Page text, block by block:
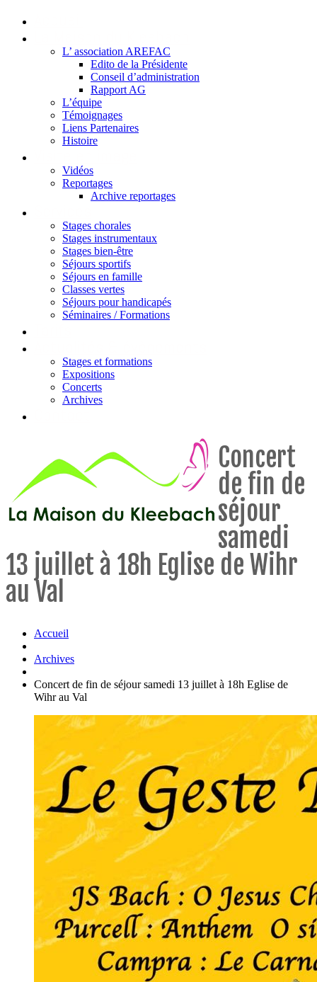
L’ association AREFAC
Edito de la Présidente
Conseil d’administration
Rapport AG
L’équipe
Témoignages
Liens Partenaires
Histoire
Vidéos
Reportages
Archive reportages
Stages chorales
Stages instrumentaux
Stages bien-être
Séjours sportifs
Séjours en famille
Classes vertes
Séjours pour handicapés
Séminaires / Formations
Stages et formations
Expositions
Concerts
Archives
Concert
de fin de
séjour
samedi
13 juillet à 18h Eglise de Wihr
au Val
Accueil
Archives
Concert de fin de séjour samedi 13 juillet à 18h Eglise de
Wihr au Val